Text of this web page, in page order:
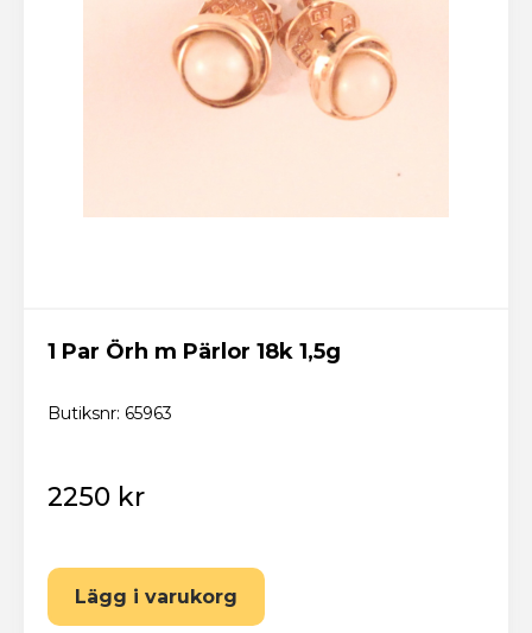
1 Par Örh m Pärlor 18k 1,5g
Butiksnr: 65963
2250 kr
Lägg i varukorg